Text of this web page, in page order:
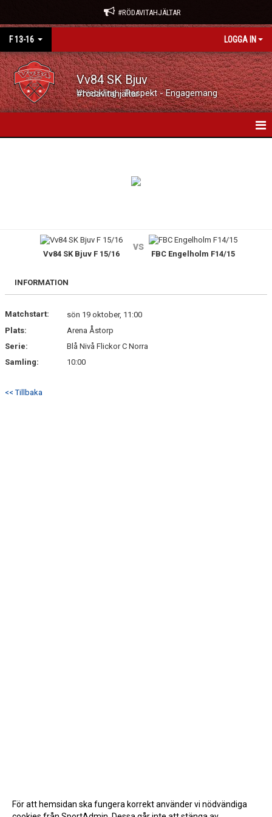
#RÖDAVITAHJÄLTAR
F 13-16 LOGGA IN
Vv84 SK Bjuv
Utveckling - Respekt - Engagemang #rödavitahjältar
BILDGALLERI
KONTAKT
Vv84 SK Bjuv F 15/16
vs
FBC Engelholm F14/15
INFORMATION
Matchstart:
sön 19 oktober, 11:00
Plats:
Arena Åstorp
Serie:
Blå Nivå Flickor C Norra
Samling:
10:00
<< Tillbaka
För att hemsidan ska fungera korrekt använder vi nödvändiga